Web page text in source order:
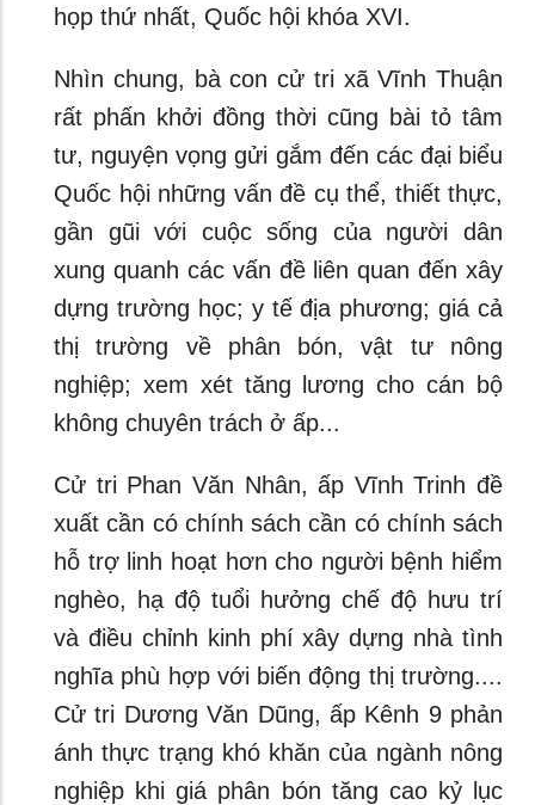
họp thứ nhất, Quốc hội khóa XVI.
Nhìn chung, bà con cử tri xã Vĩnh Thuận
rất phấn khởi đồng thời cũng bài tỏ tâm
tư, nguyện vọng gửi gắm đến các đại biểu
Quốc hội những vấn đề cụ thể, thiết thực,
gần gũi với cuộc sống của người dân
xung quanh các vấn đề liên quan đến xây
dựng trường học; y tế địa phương; giá cả
thị trường về phân bón, vật tư nông
nghiệp; xem xét tăng lương cho cán bộ
không chuyên trách ở ấp...
Cử tri Phan Văn Nhân, ấp Vĩnh Trinh đề
xuất cần có chính sách cần có chính sách
hỗ trợ linh hoạt hơn cho người bệnh hiểm
nghèo, hạ độ tuổi hưởng chế độ hưu trí
và điều chỉnh kinh phí xây dựng nhà tình
nghĩa phù hợp với biến động thị trường....
Cử tri Dương Văn Dũng, ấp Kênh 9 phản
ánh thực trạng khó khăn của ngành nông
nghiệp khi giá phân bón tăng cao kỷ lục